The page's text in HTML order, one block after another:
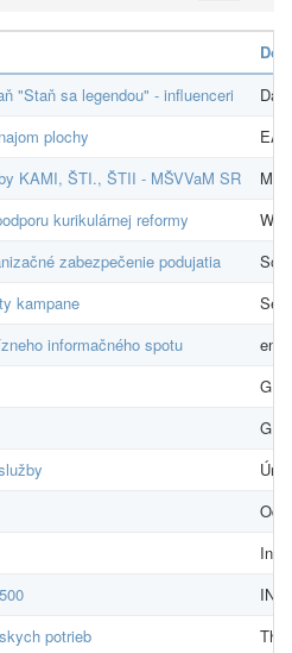
"Staň sa legendou" - influenceri
plochy
EA
KAMI, ŠTI., ŠTII - MŠVVaM SR
kurikulárnej reformy
zabezpečenie podujatia
kampane
See
informačného spotu
potrieb
The